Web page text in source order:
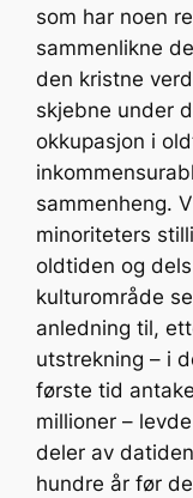
som har noen
sammenlikne
den kristne
skjebne under
okkupasjon i
sammenheng.
minoriteters
oldtiden og
kulturområde
anledning til,
utstrekning – i
første tid
millioner –
deler av
hundre år før